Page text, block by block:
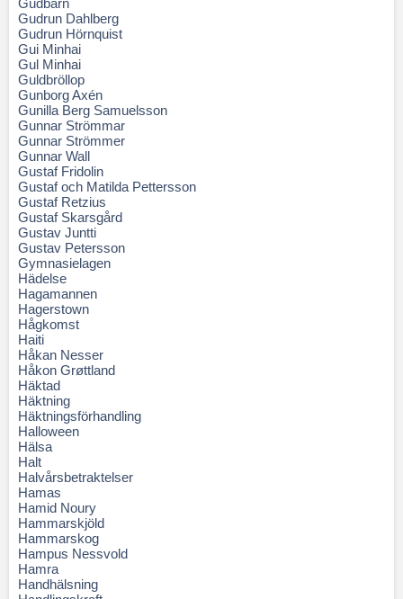
Gudbarn
Gudrun Dahlberg
Gudrun Hörnquist
Gui Minhai
Gul Minhai
Guldbröllop
Gunborg Axén
Gunilla Berg Samuelsson
Gunnar Strömmar
Gunnar Strömmer
Gunnar Wall
Gustaf Fridolin
Gustaf och Matilda Pettersson
Gustaf Retzius
Gustaf Skarsgård
Gustav Juntti
Gustav Petersson
Gymnasielagen
Hädelse
Hagamannen
Hagerstown
Hågkomst
Haiti
Håkan Nesser
Håkon Grøttland
Häktad
Häktning
Häktningsförhandling
Halloween
Hälsa
Halt
Halvårsbetraktelser
Hamas
Hamid Noury
Hammarskjöld
Hammarskog
Hampus Nessvold
Hamra
Handhälsning